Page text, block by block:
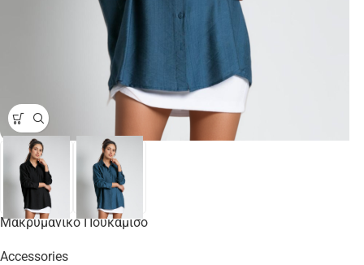
Μακρυμάνικο Πουκάμισο
Accessories